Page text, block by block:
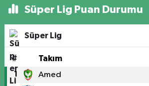
Süper Lig Puan Durumu
Süper Lig
# Takım
1 Amed